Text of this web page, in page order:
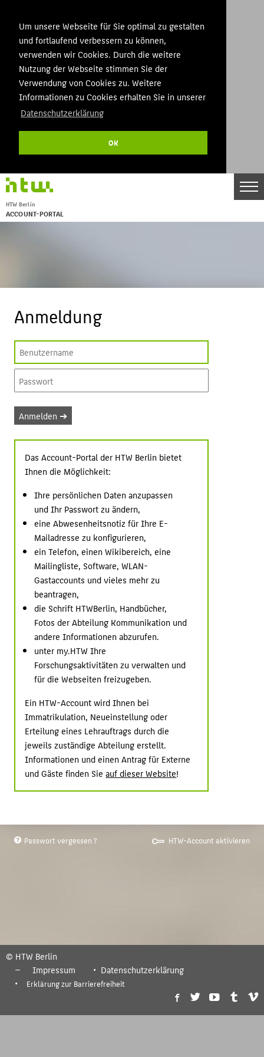
Um unsere Webseite für Sie optimal zu gestalten
und fortlaufend verbessern zu können,
verwenden wir Cookies. Durch die weitere
Nutzung der Webseite stimmen Sie der
Verwendung von Cookies zu. Weitere
Informationen zu Cookies erhalten Sie in unserer
Datenschutzerklärung
OK
HTW Berlin
ACCOUNT-PORTAL
Menu
Anmeldung
Das Account-Portal der HTW Berlin bietet
Ihnen die Möglichkeit:
Ihre persönlichen Daten anzupassen
und Ihr Passwort zu ändern,
eine Abwesenheitsnotiz für Ihre E-
Mailadresse zu konfigurieren,
ein Telefon, einen Wikibereich, eine
Mailingliste, Software, WLAN-
Gastaccounts und vieles mehr zu
beantragen,
die Schrift HTWBerlin, Handbücher,
Fotos der Abteilung Kommunikation und
andere Informationen abzurufen.
unter my.HTW Ihre
Forschungsaktivitäten zu verwalten und
für die Webseiten freizugeben.
Ein HTW-Account wird Ihnen bei
Immatrikulation, Neueinstellung oder
Erteilung eines Lehrauftrags durch die
jeweils zuständige Abteilung erstellt.
Informationen und einen Antrag für Externe
und Gäste finden Sieauf dieser Website!
Passwort vergessen ? HTW-Account aktivieren
© HTW Berlin
Impressum
Datenschutzerklärung
Erklärung zur Barrierefreiheit
EN
BELIEBTE SEITEN
INTERN
SERVICE